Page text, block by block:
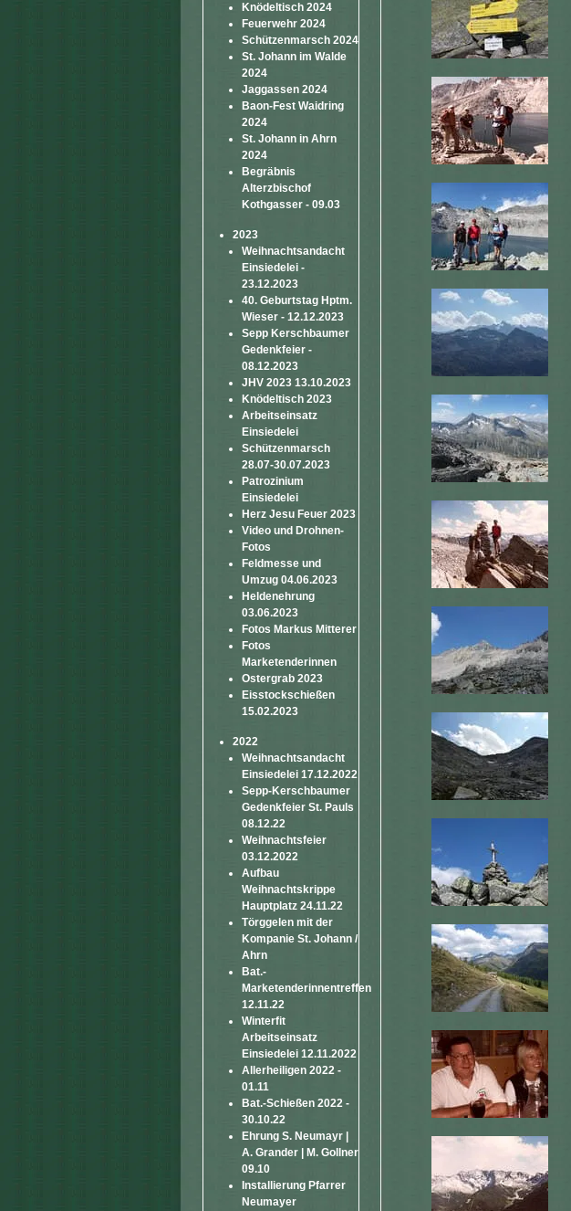
Knödeltisch 2024
Feuerwehr 2024
Schützenmarsch 2024
St. Johann im Walde
2024
Jaggassen 2024
Baon-Fest Waidring
2024
St. Johann in Ahrn
2024
Begräbnis
Alterzbischof
Kothgasser - 09.03
2023
Weihnachtsandacht
Einsiedelei -
23.12.2023
40. Geburtstag Hptm.
Wieser - 12.12.2023
Sepp Kerschbaumer
Gedenkfeier -
08.12.2023
JHV 2023 13.10.2023
Knödeltisch 2023
Arbeitseinsatz
Einsiedelei
Schützenmarsch
28.07-30.07.2023
Patrozinium
Einsiedelei
Herz Jesu Feuer 2023
Video und Drohnen-
Fotos
Feldmesse und
Umzug 04.06.2023
Heldenehrung
03.06.2023
Fotos Markus Mitterer
Fotos
Marketenderinnen
Ostergrab 2023
Eisstockschießen
15.02.2023
2022
Weihnachtsandacht
Einsiedelei 17.12.2022
Sepp-Kerschbaumer
Gedenkfeier St. Pauls
08.12.22
Weihnachtsfeier
03.12.2022
Aufbau
Weihnachtskrippe
Hauptplatz 24.11.22
Törggelen mit der
Kompanie St. Johann /
Ahrn
Bat.-
Marketenderinnentreffen
12.11.22
Winterfit
Arbeitseinsatz
Einsiedelei 12.11.2022
Allerheiligen 2022 -
01.11
Bat.-Schießen 2022 -
30.10.22
Ehrung S. Neumayr |
A. Grander | M. Gollner
09.10
Installierung Pfarrer
Neumayer